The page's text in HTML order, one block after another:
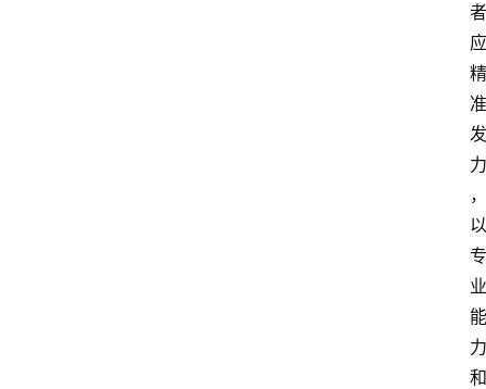
者
应
精
准
发
力
，
以
专
业
能
力
和